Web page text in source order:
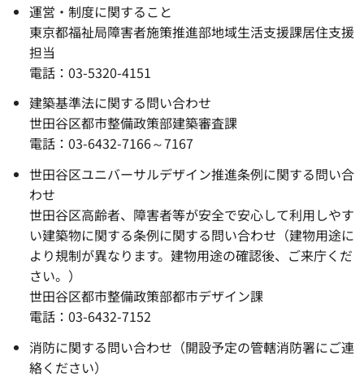
運営・制度に関すること
東京都福祉局障害者施策推進部地域生活支援課居住支援
担当
電話：03-5320-4151
建築基準法に関する問い合わせ
世田谷区都市整備政策部建築審査課
電話：03-6432-7166～7167
世田谷区ユニバーサルデザイン推進条例に関する問い合
わせ
世田谷区高齢者、障害者等が安全で安心して利用しやす
い建築物に関する条例に関する問い合わせ（建物用途に
より規制が異なります。建物用途の確認後、ご来庁くだ
さい。）
世田谷区都市整備政策部都市デザイン課
電話：03-6432-7152
消防に関する問い合わせ（開設予定の管轄消防署にご連
絡ください）